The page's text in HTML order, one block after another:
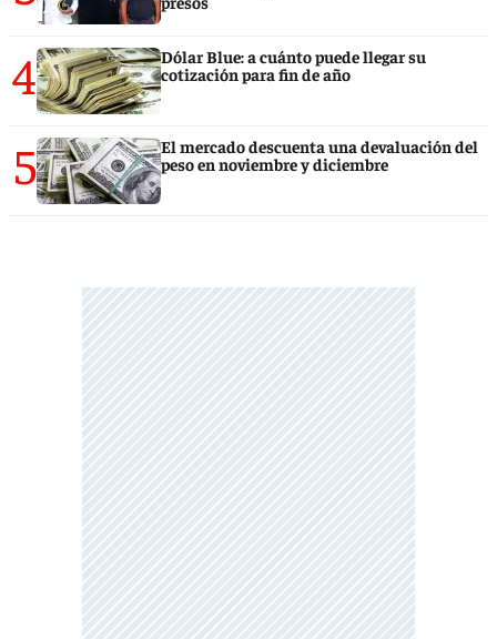
4
Dólar Blue: a cuánto puede llegar su
cotización para fin de año
5
El mercado descuenta una devaluación del
peso en noviembre y diciembre